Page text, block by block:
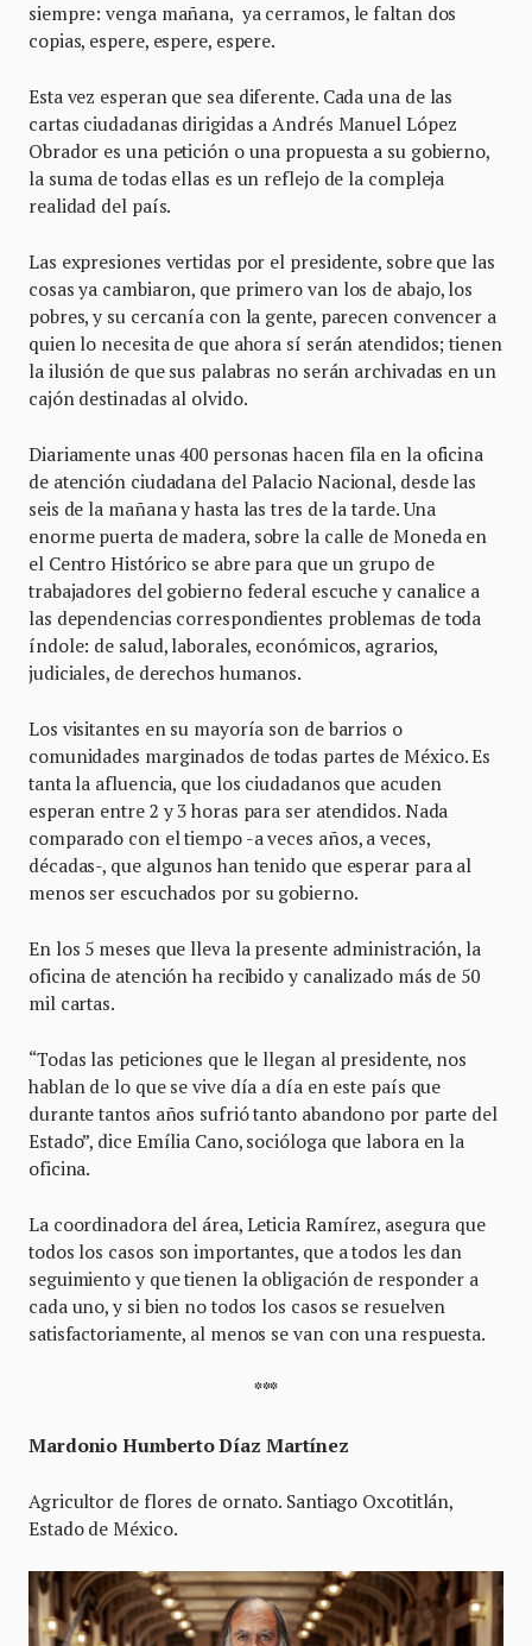
siempre: venga mañana, ya cerramos, le faltan dos
copias, espere, espere, espere.
Esta vez esperan que sea diferente. Cada una de las
cartas ciudadanas dirigidas a Andrés Manuel López
Obrador es una petición o una propuesta a su gobierno,
la suma de todas ellas es un reflejo de la compleja
realidad del país.
Las expresiones vertidas por el presidente, sobre que las
cosas ya cambiaron, que primero van los de abajo, los
pobres, y su cercanía con la gente, parecen convencer a
quien lo necesita de que ahora sí serán atendidos; tienen
la ilusión de que sus palabras no serán archivadas en un
cajón destinadas al olvido.
Diariamente unas 400 personas hacen fila en la oficina
de atención ciudadana del Palacio Nacional, desde las
seis de la mañana y hasta las tres de la tarde. Una
enorme puerta de madera, sobre la calle de Moneda en
el Centro Histórico se abre para que un grupo de
trabajadores del gobierno federal escuche y canalice a
las dependencias correspondientes problemas de toda
índole: de salud, laborales, económicos, agrarios,
judiciales, de derechos humanos.
Los visitantes en su mayoría son de barrios o
comunidades marginados de todas partes de México. Es
tanta la afluencia, que los ciudadanos que acuden
esperan entre 2 y 3 horas para ser atendidos. Nada
comparado con el tiempo -a veces años, a veces,
décadas-, que algunos han tenido que esperar para al
menos ser escuchados por su gobierno.
En los 5 meses que lleva la presente administración, la
oficina de atención ha recibido y canalizado más de 50
mil cartas.
“Todas las peticiones que le llegan al presidente, nos
hablan de lo que se vive día a día en este país que
durante tantos años sufrió tanto abandono por parte del
Estado”, dice Emília Cano, socióloga que labora en la
oficina.
La coordinadora del área, Leticia Ramírez, asegura que
todos los casos son importantes, que a todos les dan
seguimiento y que tienen la obligación de responder a
cada uno, y si bien no todos los casos se resuelven
satisfactoriamente, al menos se van con una respuesta.
***
Mardonio Humberto Díaz Martínez
Agricultor de flores de ornato. Santiago Oxcotitlán,
Estado de México.